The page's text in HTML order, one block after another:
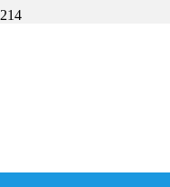
Kath.